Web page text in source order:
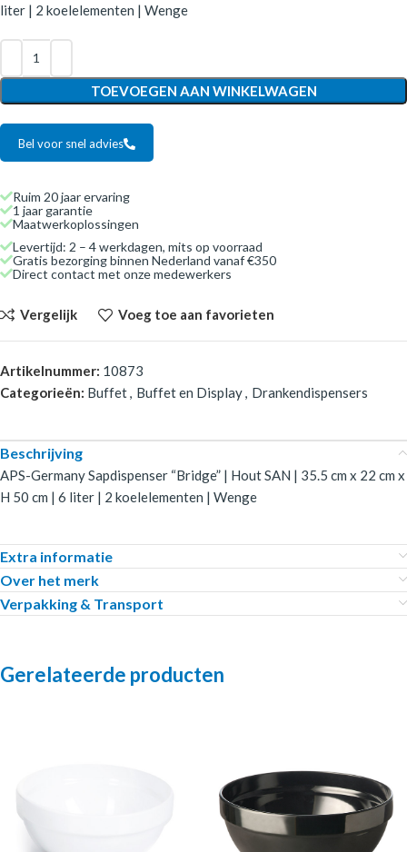
liter | 2 koelelementen | Wenge
TOEVOEGEN AAN WINKELWAGEN
Bel voor snel advies
Ruim 20 jaar ervaring
1 jaar garantie
Maatwerkoplossingen
Levertijd: 2 – 4 werkdagen, mits op voorraad
Gratis bezorging binnen Nederland vanaf €350
Direct contact met onze medewerkers
Vergelijk Voeg toe aan favorieten
Artikelnummer: 10873
Categorieën: Buffet, Buffet en Display, Drankendispensers
Beschrijving
APS-Germany Sapdispenser “Bridge” | Hout SAN | 35.5 cm x 22 cm x
H 50 cm | 6 liter | 2 koelelementen | Wenge
Extra informatie
Over het merk
Verpakking & Transport
Gerelateerde producten